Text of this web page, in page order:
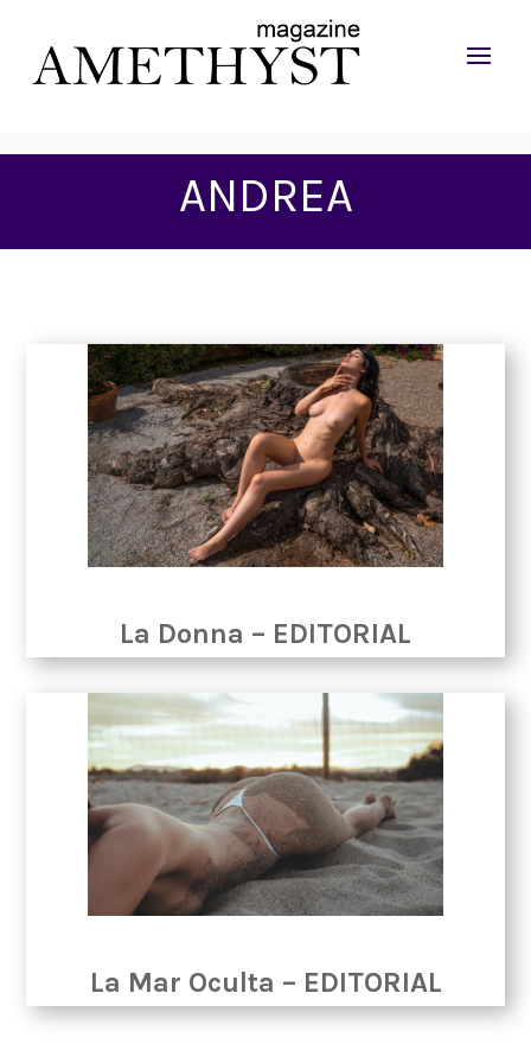
ANDREA
La Donna – EDITORIAL
La Mar Oculta – EDITORIAL